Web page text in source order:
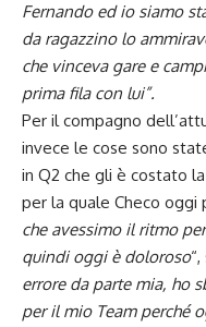
Fernando ed io siamo
da ragazzino lo
che vinceva gare e
prima fila con lui”.
Per il compagno
invece le cose sono
in Q2 che gli è costato
per la quale Checo oggi
che avessimo il ritmo
quindi oggi è doloroso
errore da parte mia, ho
per il mio Team perché